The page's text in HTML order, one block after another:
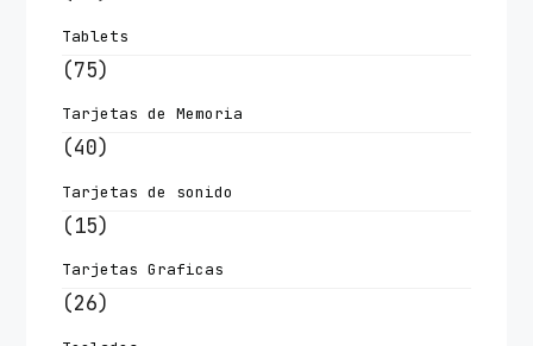
Tablets
(75)
Tarjetas de Memoria
(40)
Tarjetas de sonido
(15)
Tarjetas Graficas
(26)